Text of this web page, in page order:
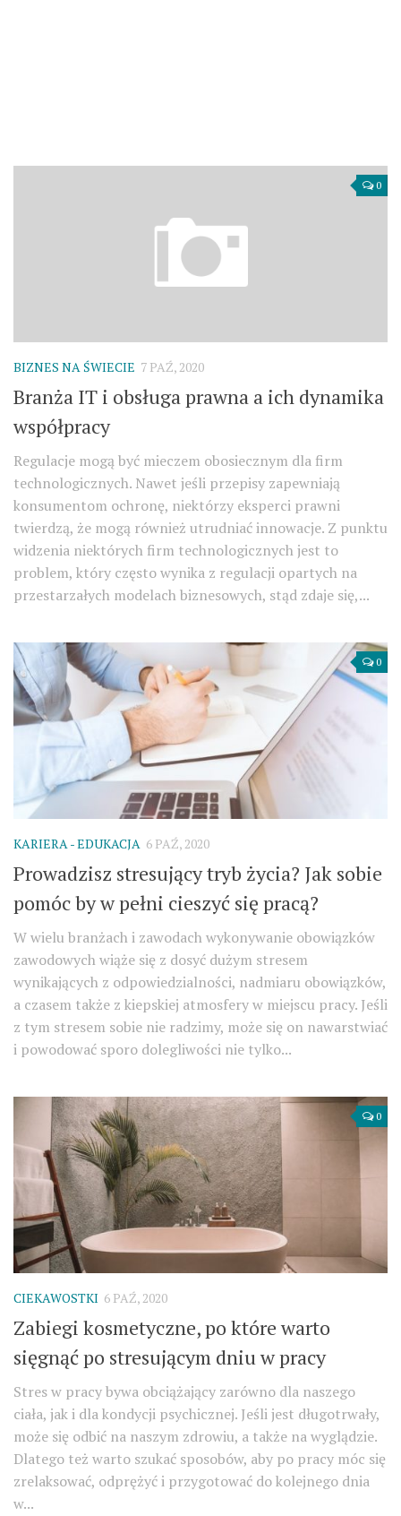
0
BIZNES NA ŚWIECIE 7 PAŹ, 2020
Branża IT i obsługa prawna a ich dynamika
współpracy
Regulacje mogą być mieczem obosiecznym dla firm
technologicznych. Nawet jeśli przepisy zapewniają
konsumentom ochronę, niektórzy eksperci prawni
twierdzą, że mogą również utrudniać innowacje. Z punktu
widzenia niektórych firm technologicznych jest to
problem, który często wynika z regulacji opartych na
przestarzałych modelach biznesowych, stąd zdaje się,...
0
KARIERA - EDUKACJA 6 PAŹ, 2020
Prowadzisz stresujący tryb życia? Jak sobie
pomóc by w pełni cieszyć się pracą?
W wielu branżach i zawodach wykonywanie obowiązków
zawodowych wiąże się z dosyć dużym stresem
wynikających z odpowiedzialności, nadmiaru obowiązków,
a czasem także z kiepskiej atmosfery w miejscu pracy. Jeśli
z tym stresem sobie nie radzimy, może się on nawarstwiać
i powodować sporo dolegliwości nie tylko...
0
CIEKAWOSTKI 6 PAŹ, 2020
Zabiegi kosmetyczne, po które warto
sięgnąć po stresującym dniu w pracy
Stres w pracy bywa obciążający zarówno dla naszego
ciała, jak i dla kondycji psychicznej. Jeśli jest długotrwały,
może się odbić na naszym zdrowiu, a także na wyglądzie.
Dlatego też warto szukać sposobów, aby po pracy móc się
zrelaksować, odprężyć i przygotować do kolejnego dnia
w...